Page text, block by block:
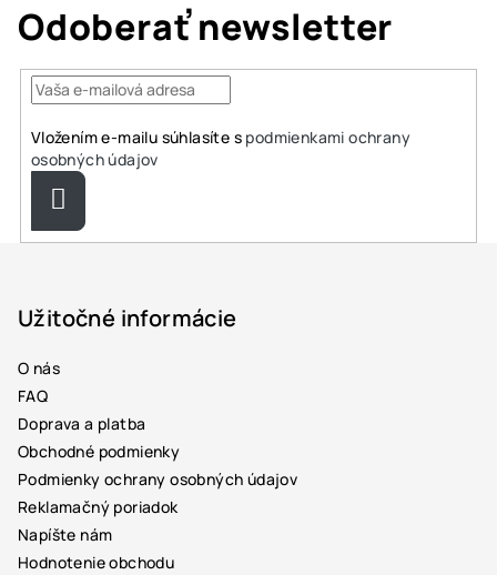
Odoberať newsletter
Vložením e-mailu súhlasíte s podmienkami ochrany
osobných údajov
Užitočné informácie
O nás
FAQ
Doprava a platba
Obchodné podmienky
Podmienky ochrany osobných údajov
Reklamačný poriadok
Napíšte nám
Hodnotenie obchodu